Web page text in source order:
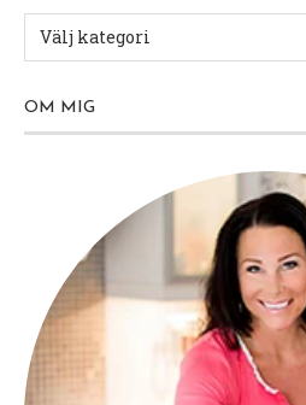
OM MIG